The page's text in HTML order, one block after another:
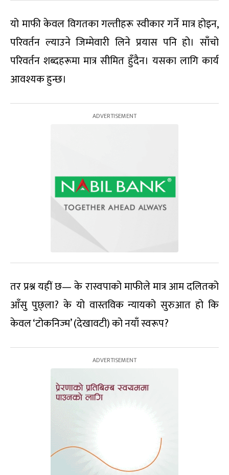
यो माफी केवल विगतका गल्तीहरू स्वीकार गर्ने मात्र होइन,
परिवर्तन ल्याउने जिम्मेवारी लिने प्रयास पनि हो। साँचो
परिवर्तन शब्दहरूमा मात्र सीमित हुँदैन। यसका लागि कार्य
आवश्यक हुन्छ।
तर प्रश्न यहीं छ— के रास्वपाको माफीले मात्र आम दलितको
आँसु पुछ्ला? के यो वास्तविक न्यायको सुरुआत हो कि
केवल ‘टोकनिज्म’ (देखावटी) को नयाँ स्वरूप?